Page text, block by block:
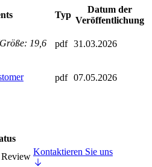
Typ
Datum der
Veröffentlichung
19,6
pdf 31.03.2026
pdf 07.05.2026
Kontaktieren Sie uns